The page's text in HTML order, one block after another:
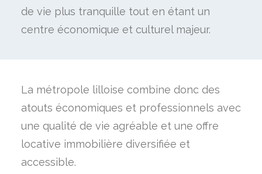
de vie plus tranquille tout en étant un
centre économique et culturel majeur.
La métropole lilloise combine donc des
atouts économiques et professionnels avec
une qualité de vie agréable et une offre
locative immobilière diversifiée et
accessible.